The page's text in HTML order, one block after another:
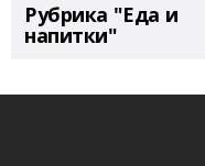
Рубрика "Еда и
напитки"